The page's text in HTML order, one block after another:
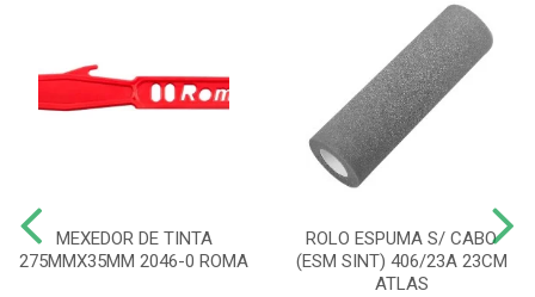
MEXEDOR DE TINTA
275MMX35MM 2046-0 ROMA
ROLO ESPUMA S/ CABO
(ESM SINT) 406/23A 23CM
ATLAS